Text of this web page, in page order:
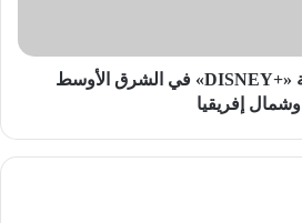
رسميًا.. إطلاق منصة «+DISNEY» في الشرق الأوسط
وشمال إفريقيا